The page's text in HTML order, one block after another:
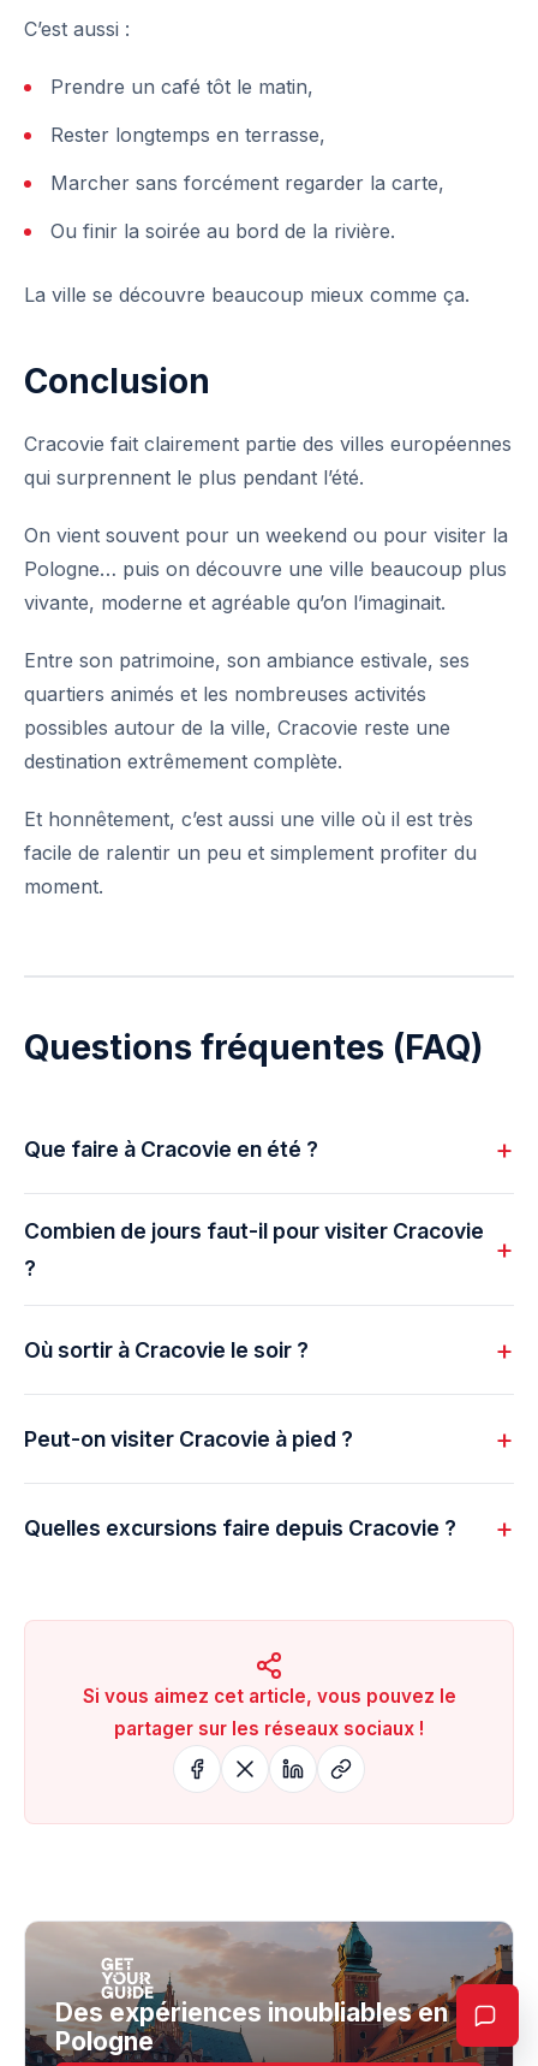
C’est aussi :
Prendre un café tôt le matin,
Rester longtemps en terrasse,
Marcher sans forcément regarder la carte,
Ou finir la soirée au bord de la rivière.
La ville se découvre beaucoup mieux comme ça.
Conclusion
Cracovie fait clairement partie des villes européennes
qui surprennent le plus pendant l’été.
On vient souvent pour un weekend ou pour visiter la
Pologne… puis on découvre une ville beaucoup plus
vivante, moderne et agréable qu’on l’imaginait.
Entre son patrimoine, son ambiance estivale, ses
quartiers animés et les nombreuses activités
possibles autour de la ville, Cracovie reste une
destination extrêmement complète.
Et honnêtement, c’est aussi une ville où il est très
facile de ralentir un peu et simplement profiter du
moment.
Questions fréquentes (FAQ)
Que faire à Cracovie en été ?
Combien de jours faut-il pour visiter Cracovie
?
Où sortir à Cracovie le soir ?
Peut-on visiter Cracovie à pied ?
Quelles excursions faire depuis Cracovie ?
Si vous aimez cet article, vous pouvez le
partager sur les réseaux sociaux !
Des expériences inoubliables en
Pologne